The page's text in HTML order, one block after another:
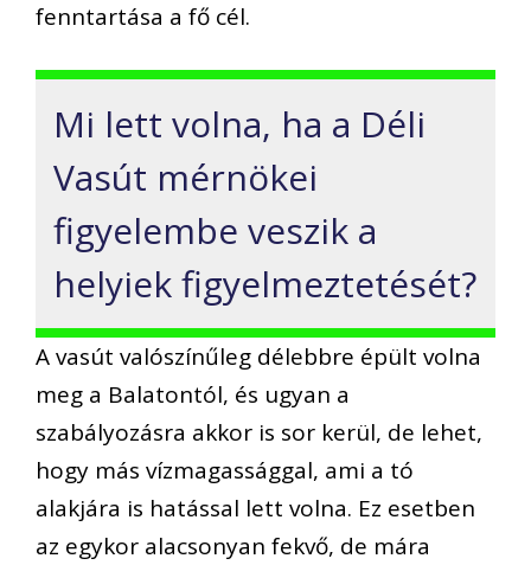
fenntartása a fő cél.
Mi lett volna, ha a Déli
Vasút mérnökei
figyelembe veszik a
helyiek figyelmeztetését?
A vasút valószínűleg délebbre épült volna
meg a Balatontól, és ugyan a
szabályozásra akkor is sor kerül, de lehet,
hogy más vízmagassággal, ami a tó
alakjára is hatással lett volna. Ez esetben
az egykor alacsonyan fekvő, de mára